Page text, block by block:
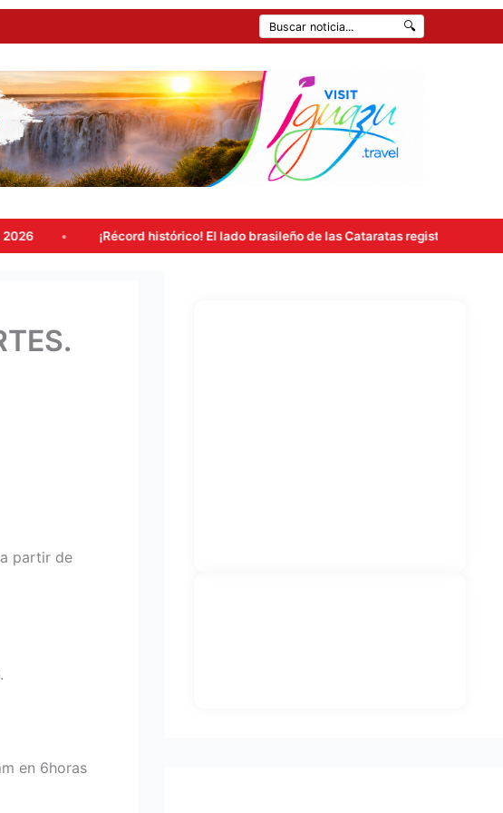
🔍
histórico! El lado brasileño de las Cataratas registró más de 263 mil visitas en
partir de
en 6horas